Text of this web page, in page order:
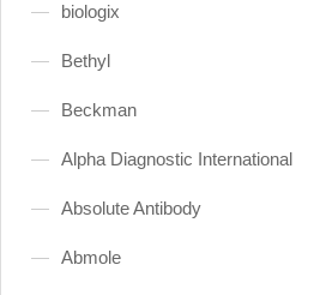
biologix
Bethyl
Beckman
Alpha Diagnostic International
Absolute Antibody
Abmole